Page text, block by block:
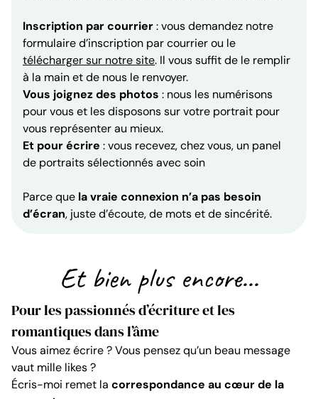
Inscription par courrier: vous demandez notre
formulaire d’inscription par courrier ou le
télécharger sur notre site. Il vous suffit de le remplir
à la main et de nous le renvoyer.
Vous joignez des photos : nous les numérisons
pour vous et les disposons sur votre portrait pour
vous représenter au mieux.
Et pour écrire : vous recevez, chez vous, un panel
de portraits sélectionnés avec soin
Parce que la vraie connexion n’a pas besoin
d’écran, juste d’écoute, de mots et de sincérité.
Et bien plus encore...
Pour les passionnés d’écriture et les
romantiques dans l’âme
Vous aimez écrire ? Vous pensez qu’un beau message
vaut mille likes ?
Écris-moi remet la correspondance au cœur de la